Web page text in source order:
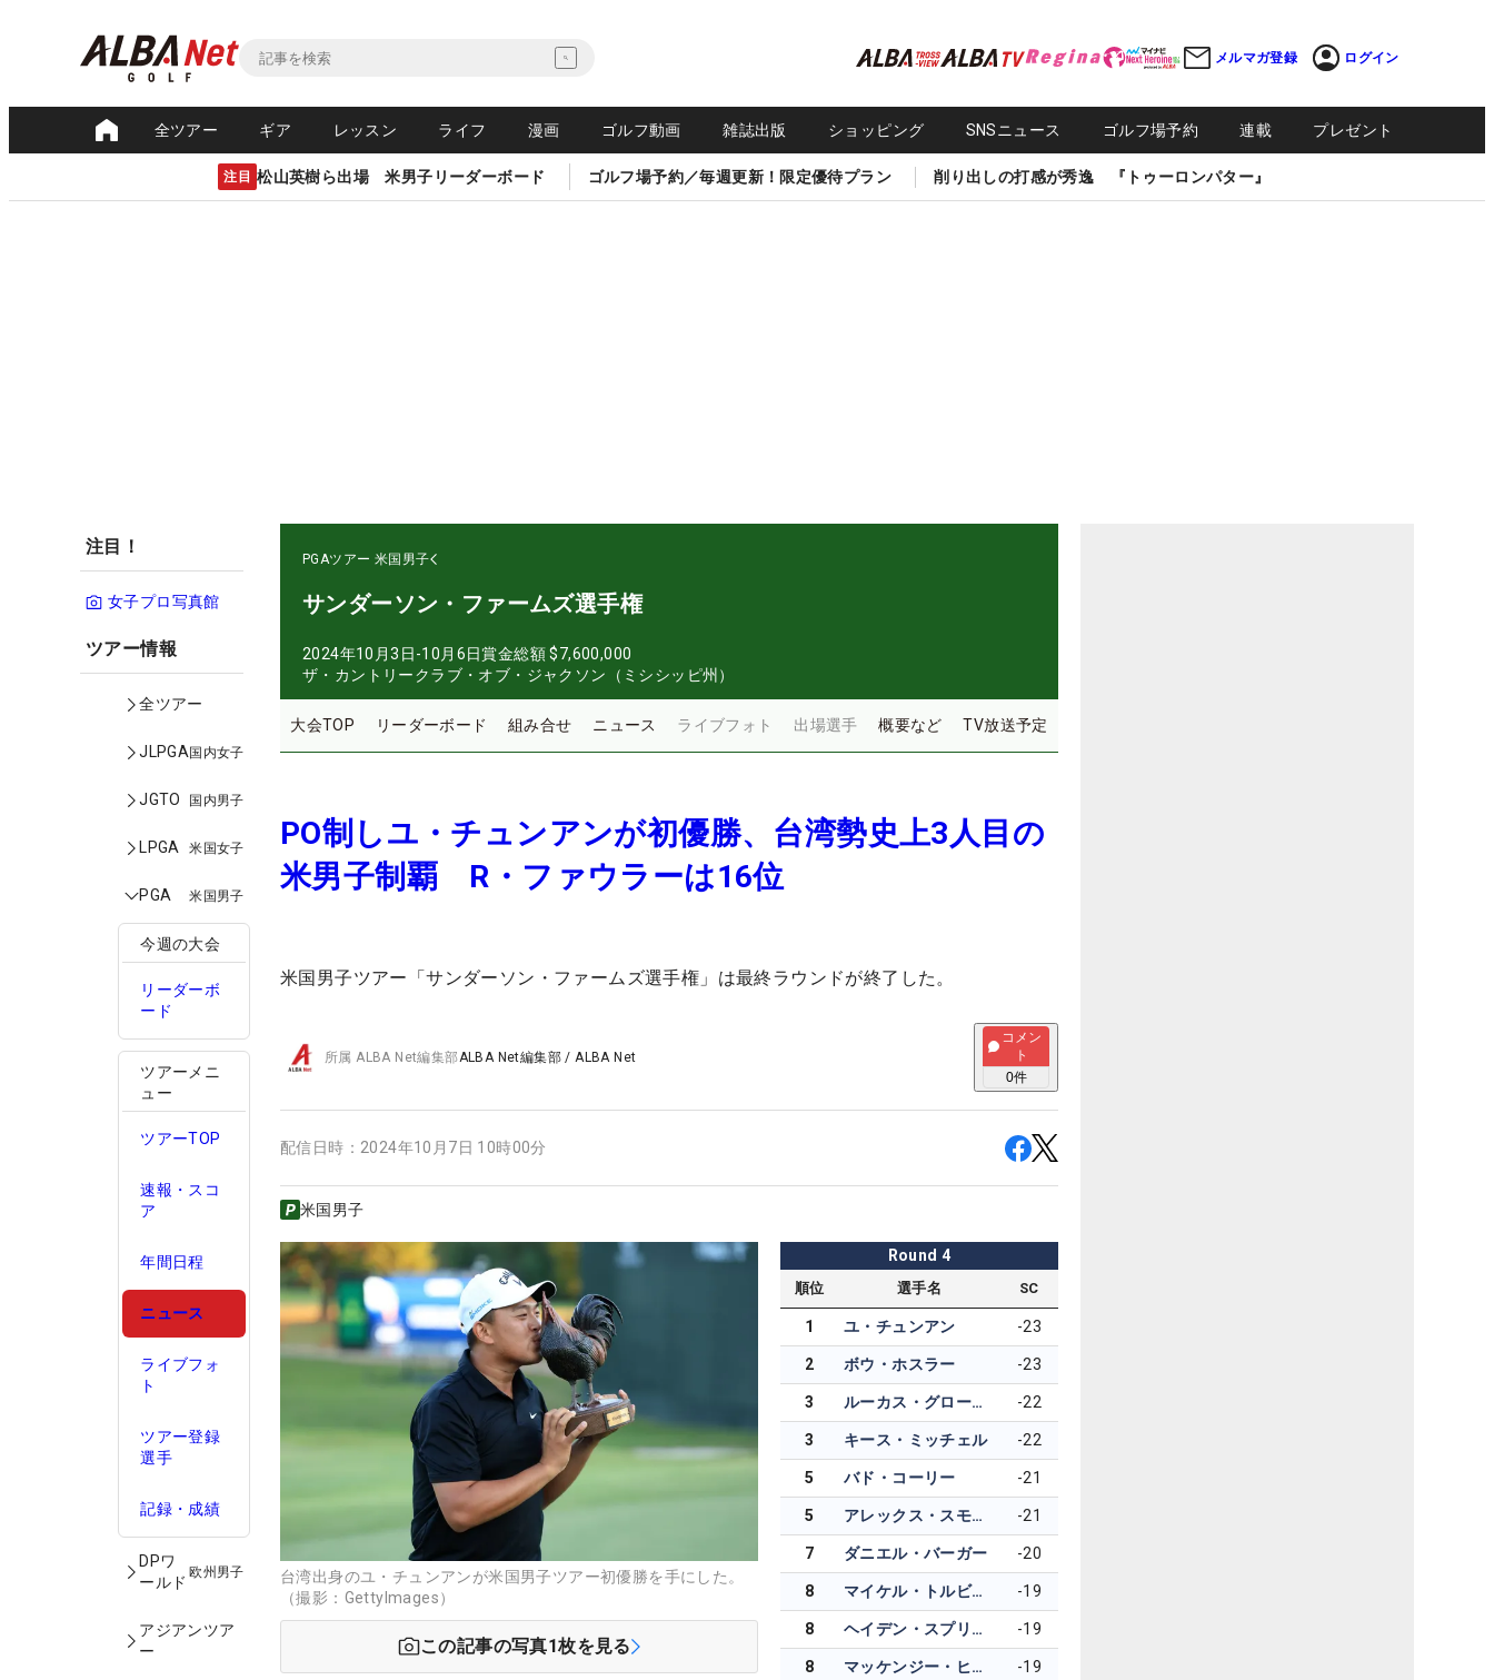
メルマガ登録 ログイン
全ツアー ギア レッスン ライフ 漫画 ゴルフ動画 雑誌出版 ショッピング SNSニュース ゴルフ場予約 連載 プレゼント
注目 松山英樹ら出場 米男子リーダーボード ゴルフ場予約／毎週更新！限定優待プラン 削り出しの打感が秀逸 『トゥーロンパター』
注目！
女子プロ写真館
ツアー情報
全ツアー
JLPGA国内女子
JGTO 国内男子
LPGA 米国女子
PGA 米国男子
今週の大会
リーダーボ
ード
ツアーメニ
ュー
ツアーTOP
速報・スコ
ア
年間日程
ニュース
ライブフォ
ト
ツアー登録
選手
記録・成績
DPワ
ールド
欧州男子
アジアンツア
ー
PGAツアー 米国男子
サンダーソン・ファームズ選手権
2024年10月3日-10月6日賞金総額 $7,600,000
ザ・カントリークラブ・オブ・ジャクソン（ミシシッピ州）
大会TOP リーダーボード 組み合せ ニュース ライブフォト 出場選手 概要など TV放送予定
PO制しユ・チュンアンが初優勝、台湾勢史上3人目の
米男子制覇 R・ファウラーは16位
米国男子ツアー「サンダーソン・ファームズ選手権」は最終ラウンドが終了した。
所属ALBA Net編集部ALBA Net編集部 /ALBA Net
コメン
ト
0件
配信日時： 2024年10月7日 10時00分
米国男子
台湾出身のユ・チュンアンが米国男子ツアー初優勝を手にした。
（撮影：GettyImages）
この記事の写真1枚を見る
Round 4
順位 選手名 SC
1 ユ・チュンアン -23
2 ボウ・ホスラー -23
3 ルーカス・グローバー -22
3 キース・ミッチェル -22
5 バド・コーリー -21
5 アレックス・スモーリー -21
7 ダニエル・バーガー -20
8 マイケル・トルビョンセン -19
8 ヘイデン・スプリンガー -19
8 マッケンジー・ヒューズ -19